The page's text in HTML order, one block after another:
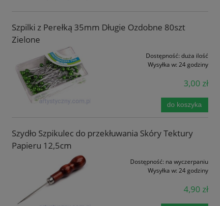
Szpilki z Perełką 35mm Długie Ozdobne 80szt
Zielone
Dostępność: duża ilość
Wysyłka w: 24 godziny
3,00 zł
do koszyka
Szydło Szpikulec do przekłuwania Skóry Tektury
Papieru 12,5cm
Dostępność: na wyczerpaniu
Wysyłka w: 24 godziny
4,90 zł